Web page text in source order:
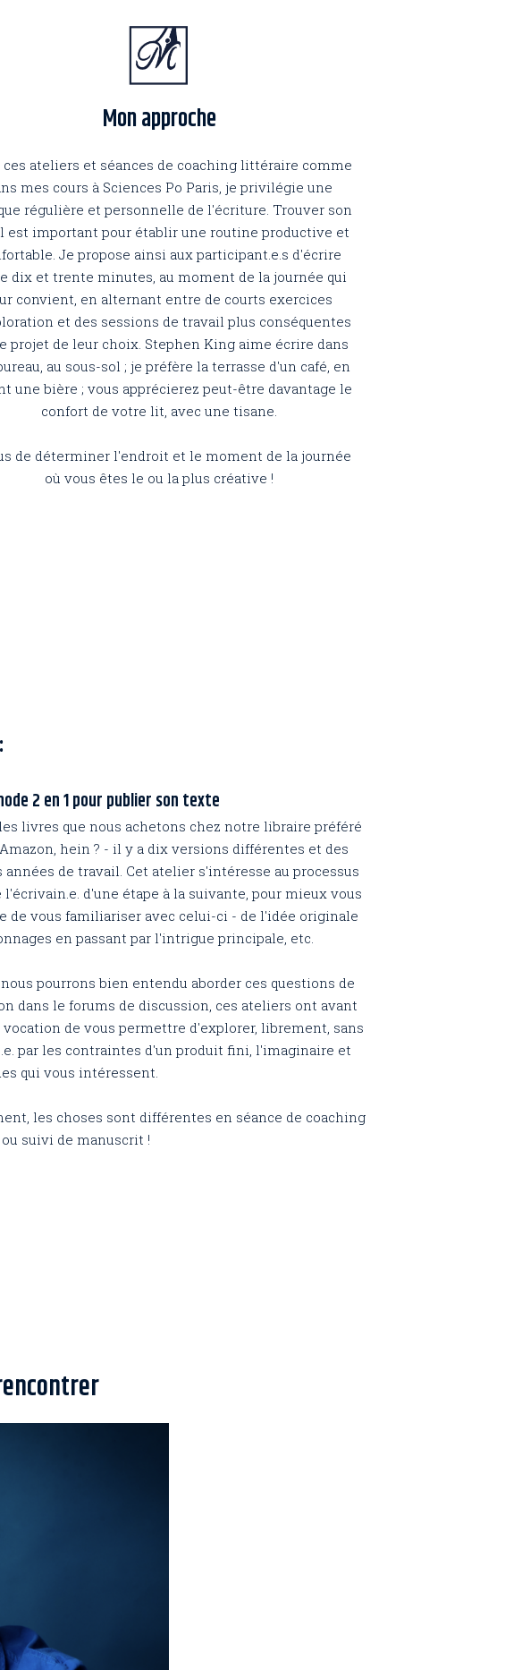
Mon approche
ces ateliers et séances de coaching littéraire comme
mes cours à Sciences Po Paris, je privilégie une
régulière et personnelle de l'écriture. Trouver son
est important pour établir une routine productive et
Je propose ainsi aux participant.e.s d'écrire
dix et trente minutes, au moment de la journée qui
convient, en alternant entre de courts exercices
et des sessions de travail plus conséquentes
projet de leur choix. Stephen King aime écrire dans
au sous-sol ; je préfère la terrasse d'un café, en
une bière ; vous apprécierez peut-être davantage le
confort de votre lit, avec une tisane.
de déterminer l'endroit et le moment de la journée
où vous êtes le ou la plus créative !
2 en 1 pour publier son texte
livres que nous achetons chez notre libraire préféré
hein ? - il y a dix versions différentes et des
années de travail. Cet atelier s'intéresse au processus
l'écrivain.e. d'une étape à la suivante, pour mieux vous
de vous familiariser avec celui-ci - de l'idée originale
en passant par l'intrigue principale, etc.
pourrons bien entendu aborder ces questions de
dans le forums de discussion, ces ateliers ont avant
de vous permettre d'explorer, librement, sans
par les contraintes d'un produit fini, l'imaginaire et
qui vous intéressent.
les choses sont différentes en séance de coaching
suivi de manuscrit !